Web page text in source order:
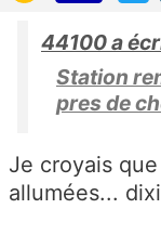
44100 a
Station
pres de
Je croyais
allumées...